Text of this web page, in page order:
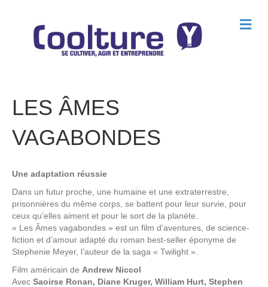
M
e
LES ÂMES
VAGABONDES
Une adaptation réussie
Dans un futur proche, une humaine et une extraterrestre,
prisonnières du même corps, se battent pour leur survie, pour
ceux qu’elles aiment et pour le sort de la planète.
« Les Âmes vagabondes » est un film d’aventures, de science-
fiction et d’amour adapté du roman best-seller éponyme de
Stephenie Meyer, l’auteur de la saga « Twilight ».
Film américain de Andrew Niccol
Avec Saoirse Ronan, Diane Kruger, William Hurt, Stephen